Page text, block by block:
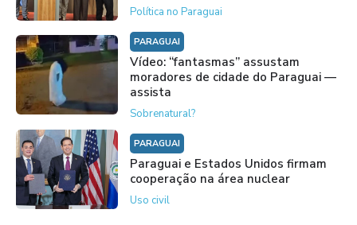
Política no Paraguai
PARAGUAI
Vídeo: “fantasmas” assustam
moradores de cidade do Paraguai —
assista
Sobrenatural?
PARAGUAI
Paraguai e Estados Unidos firmam
cooperação na área nuclear
Uso civil